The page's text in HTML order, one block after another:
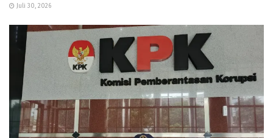
Juli 30, 2026